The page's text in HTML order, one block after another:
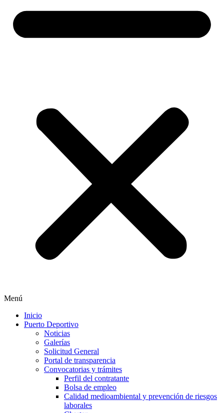
Menú
Inicio
Puerto Deportivo
Noticias
Galerías
Solicitud General
Portal de transparencia
Convocatorias y trámites
Perfil del contratante
Bolsa de empleo
Calidad medioambiental y prevención de riesgos
laborales